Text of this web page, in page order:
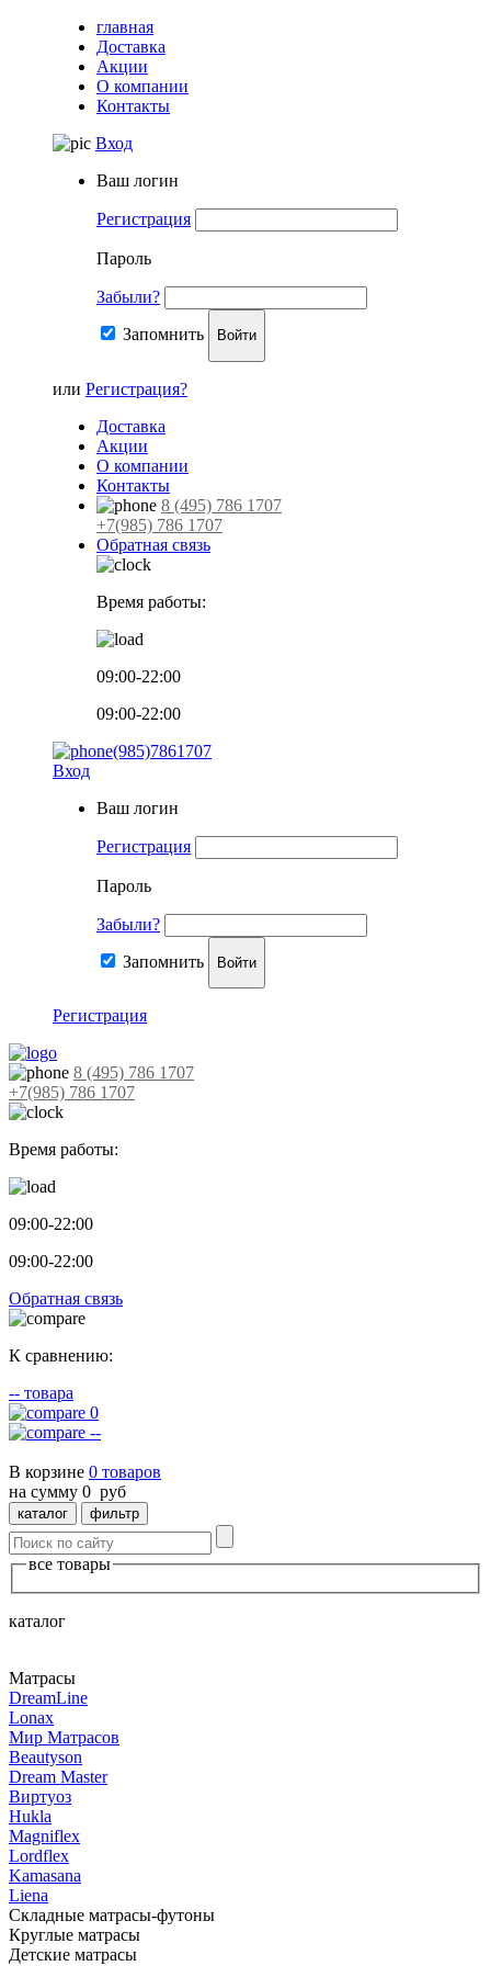
главная
Доставка
Акции
О компании
Контакты
Вход
Ваш логин
Регистрация
Пароль
Забыли?
Запомнить Войти
или Регистрация?
Доставка
Акции
О компании
Контакты
8 (495) 786 1707
+7(985) 786 1707
Обратная связь
Время работы:
09:00-22:00
09:00-22:00
(985)7861707
Вход
Ваш логин
Регистрация
Пароль
Забыли?
Запомнить Войти
Регистрация
8 (495) 786 1707
+7(985) 786 1707
Время работы:
09:00-22:00
09:00-22:00
Обратная связь
К сравнению:
-- товара
0
--
В корзине 0 товаров
на сумму 0 руб
каталог фильтр
все товары
каталог
Матрасы
DreamLine
Lonax
Мир Mатрасов
Beautyson
Dream Master
Виртуоз
Hukla
Magniflex
Lordflex
Kamasana
Liena
Складные матрасы-футоны
Круглые матрасы
Детские матрасы